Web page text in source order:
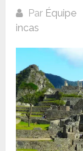
Par Équipe
incas